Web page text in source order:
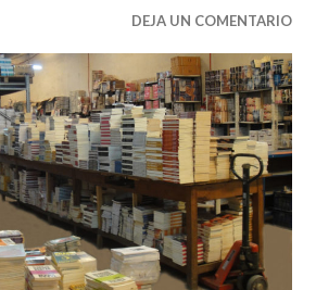
DEJA UN COMENTARIO